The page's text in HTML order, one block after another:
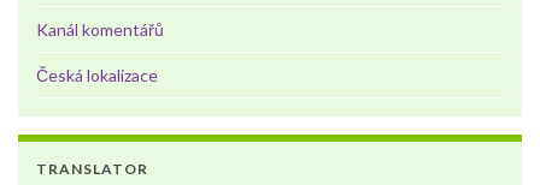
Kanál komentářů
Česká lokalizace
TRANSLATOR